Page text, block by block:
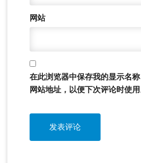
网站
在此浏览器中保存我的显示名
网站地址，以便下次评论时使用